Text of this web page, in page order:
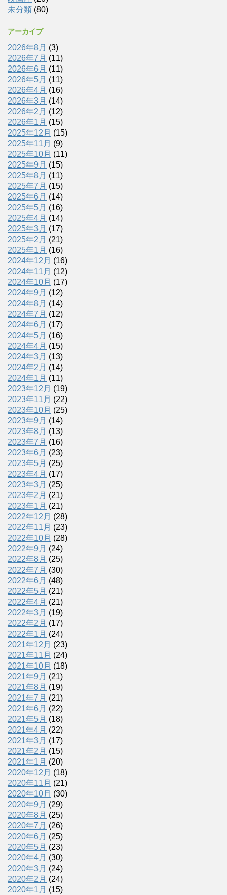
未分類 (80)
アーカイブ
2026年8月 (3)
2026年7月 (11)
2026年6月 (11)
2026年5月 (11)
2026年4月 (16)
2026年3月 (14)
2026年2月 (12)
2026年1月 (15)
2025年12月 (15)
2025年11月 (9)
2025年10月 (11)
2025年9月 (15)
2025年8月 (11)
2025年7月 (15)
2025年6月 (14)
2025年5月 (16)
2025年4月 (14)
2025年3月 (17)
2025年2月 (21)
2025年1月 (16)
2024年12月 (16)
2024年11月 (12)
2024年10月 (17)
2024年9月 (12)
2024年8月 (14)
2024年7月 (12)
2024年6月 (17)
2024年5月 (16)
2024年4月 (15)
2024年3月 (13)
2024年2月 (14)
2024年1月 (11)
2023年12月 (19)
2023年11月 (22)
2023年10月 (25)
2023年9月 (14)
2023年8月 (13)
2023年7月 (16)
2023年6月 (23)
2023年5月 (25)
2023年4月 (17)
2023年3月 (25)
2023年2月 (21)
2023年1月 (21)
2022年12月 (28)
2022年11月 (23)
2022年10月 (28)
2022年9月 (24)
2022年8月 (25)
2022年7月 (30)
2022年6月 (48)
2022年5月 (21)
2022年4月 (21)
2022年3月 (19)
2022年2月 (17)
2022年1月 (24)
2021年12月 (23)
2021年11月 (24)
2021年10月 (18)
2021年9月 (21)
2021年8月 (19)
2021年7月 (21)
2021年6月 (22)
2021年5月 (18)
2021年4月 (22)
2021年3月 (17)
2021年2月 (15)
2021年1月 (20)
2020年12月 (18)
2020年11月 (21)
2020年10月 (30)
2020年9月 (29)
2020年8月 (25)
2020年7月 (26)
2020年6月 (25)
2020年5月 (23)
2020年4月 (30)
2020年3月 (24)
2020年2月 (24)
2020年1月 (15)